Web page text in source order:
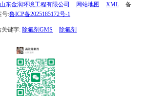
山东金润环境工程有限公司 网站地图 XML
备
号:鲁ICP备2025185172号-1
关键字: 除氟剂GMS 除氟剂